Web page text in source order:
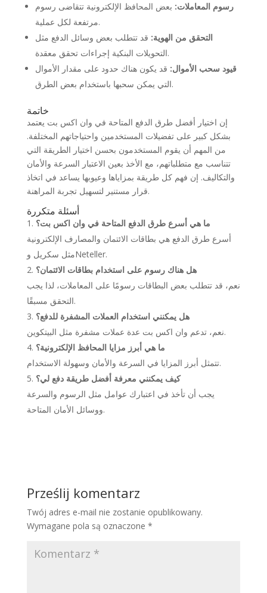
رسوم المعاملات: بعض المحافظ الإلكترونية تتقاضى رسوم
مرتفعة لكل عملية.
التحقق من الهوية: قد تتطلب بعض وسائل الدفع مثل
التحويلات البنكية إجراءات تحقق معقدة.
قيود سحب الأموال: قد يكون هناك حدود على مقدار الأموال
التي يمكن سحبها باستخدام بعض الطرق.
خاتمة
إن اختيار أفضل طرق الدفع المتاحة في وان اكس بت يعتمد
بشكل كبير على تفضيلات المستخدمين واحتياجاتهم المختلفة.
من المهم أن يقوم المستخدمون بحسن اختيار الطريقة التي
تتناسب مع متطلباتهم، مع الأخذ بعين الاعتبار السرعة والأمان
والتكاليف. إن فهم كل طريقة بمزاياها وعيوبها يساعد في اتخاذ
قرار مستنير لتسهيل تجربة المراهنة.
أسئلة متكررة
ما هي أسرع طرق الدفع المتاحة في وان اكس بت؟
أسرع طرق الدفع هي بطاقات الائتمان والمصارف الإلكترونية
مثل سكريل وNeteller.
هل هناك رسوم على استخدام بطاقات الائتمان؟
نعم، قد تتطلب بعض البطاقات رسومًا على المعاملات، لذا يجب
التحقق مسبقًا.
هل يمكنني استخدام العملات المشفرة للدفع؟
نعم، تدعم وان اكس بت عدة عملات مشفرة مثل البيتكوين.
ما هي أبرز مزايا المحافظ الإلكترونية؟
تتمثل أبرز المزايا في السرعة والأمان وسهولة الاستخدام.
كيف يمكنني معرفة أفضل طريقة دفع لي؟
يجب أن تأخذ في اعتبارك عوامل مثل الرسوم والسرعة
ووسائل الأمان المتاحة.
Prześlij komentarz
Twój adres e-mail nie zostanie opublikowany.
Wymagane pola są oznaczone *